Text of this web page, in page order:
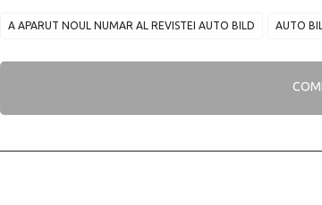
A APARUT NOUL NUMAR AL REVISTEI AUTO BILD AUTO